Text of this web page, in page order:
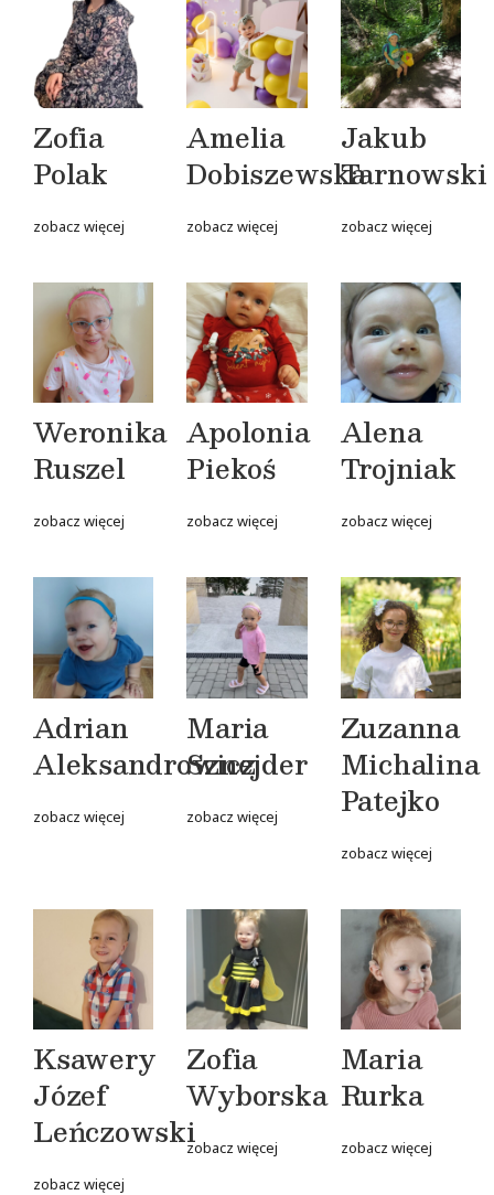
Zofia
Polak
zobacz więcej
Amelia
Dobiszewska
zobacz więcej
Jakub
Tarnowski
zobacz więcej
Weronika
Ruszel
zobacz więcej
Apolonia
Piekoś
zobacz więcej
Alena
Trojniak
zobacz więcej
Adrian
Aleksandrowicz
zobacz więcej
Maria
Sznejder
zobacz więcej
Zuzanna
Michalina
Patejko
zobacz więcej
Ksawery
Józef
Leńczowski
zobacz więcej
Zofia
Wyborska
zobacz więcej
Maria
Rurka
zobacz więcej